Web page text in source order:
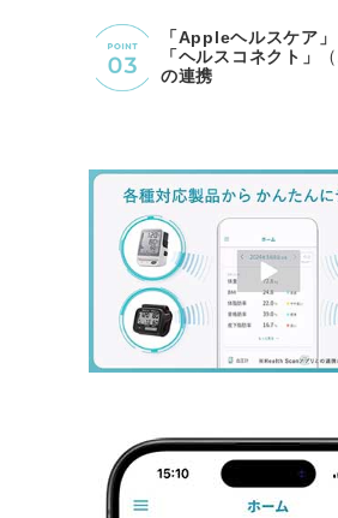
「Appleヘルスケア」
「ヘルスコネクト」
の連携